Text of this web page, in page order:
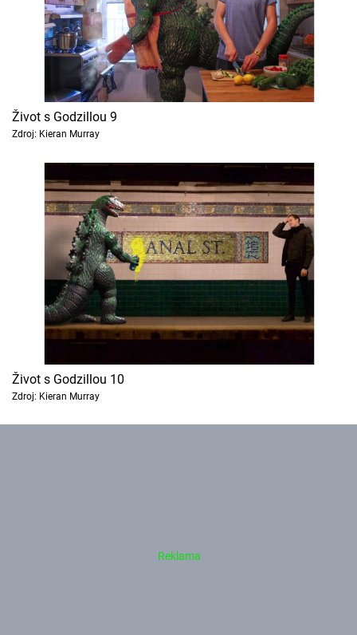
Život s Godzillou 9
Zdroj: Kieran Murray
Život s Godzillou 10
Zdroj: Kieran Murray